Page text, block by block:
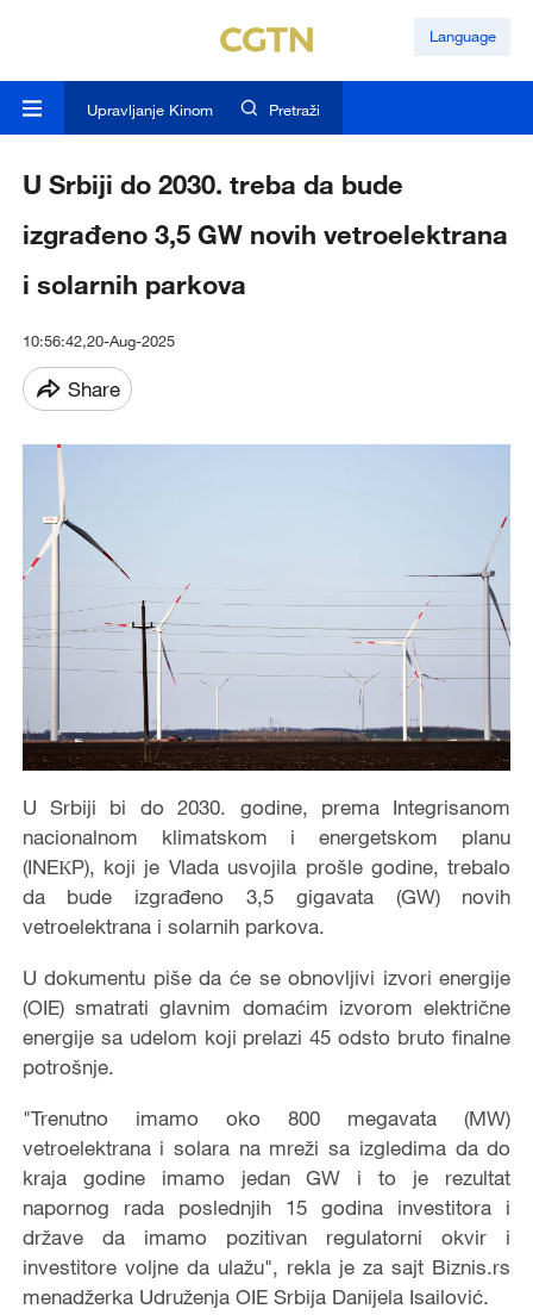
Language
Upravljanje Kinom Pretraži
U Srbiji do 2030. treba da bude
izgrađeno 3,5 GW novih vetroelektrana
i solarnih parkova
10:56:42,20-Aug-2025
Share
U Srbiji bi do 2030. godine, prema Integrisanom
nacionalnom klimatskom i energetskom planu
(INEКP), koji je Vlada usvojila prošle godine, trebalo
da bude izgrađeno 3,5 gigavata (GW) novih
vetroelektrana i solarnih parkova.
U dokumentu piše da će se obnovljivi izvori energije
(OIE) smatrati glavnim domaćim izvorom električne
energije sa udelom koji prelazi 45 odsto bruto finalne
potrošnje.
"Trenutno imamo oko 800 megavata (MW)
vetroelektrana i solara na mreži sa izgledima da do
kraja godine imamo jedan GW i to je rezultat
napornog rada poslednjih 15 godina investitora i
države da imamo pozitivan regulatorni okvir i
investitore voljne da ulažu", rekla je za sajt Biznis.rs
menadžerka Udruženja OIE Srbija Danijela Isailović.